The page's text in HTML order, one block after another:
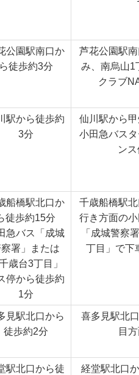
公園駅南口か
ら徒歩約3分
芦花公園駅
み、南烏山1
クラブ
駅から徒歩約
3分
仙川駅から甲
小田急バス
ンス
船橋駅北口か
徒歩約15分
急バス「成城
署」または
千歳台3丁目」
停から徒歩約
1分
千歳船橋駅
行き方面の小
「成城警察
丁目」で下
見駅北口から
徒歩約2分
喜多見駅北
目
駅北口から徒
経堂駅北口